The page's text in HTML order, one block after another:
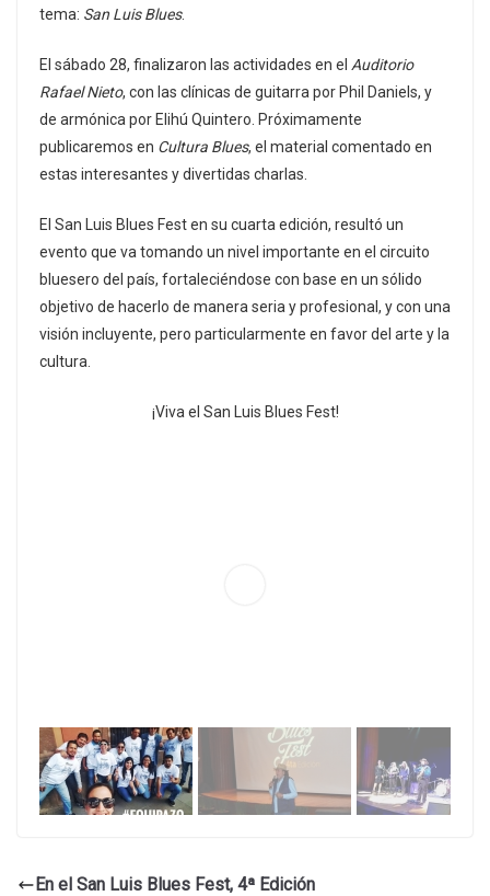
tema: San Luis Blues.
El sábado 28, finalizaron las actividades en el Auditorio
Rafael Nieto, con las clínicas de guitarra por Phil Daniels, y
de armónica por Elihú Quintero. Próximamente
publicaremos en Cultura Blues, el material comentado en
estas interesantes y divertidas charlas.
El San Luis Blues Fest en su cuarta edición, resultó un
evento que va tomando un nivel importante en el circuito
bluesero del país, fortaleciéndose con base en un sólido
objetivo de hacerlo de manera seria y profesional, y con una
visión incluyente, pero particularmente en favor del arte y la
cultura.
¡Viva el San Luis Blues Fest!
En el San Luis Blues Fest, 4ª Edición